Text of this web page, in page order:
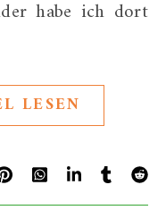
habe ich dort
LESEN